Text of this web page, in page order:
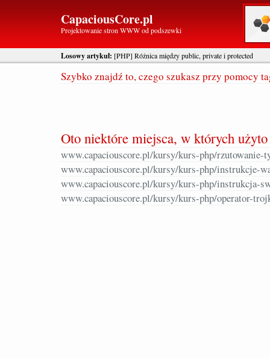
CapaciousCore.pl
Projektowanie stron WWW od podszewki
Losowy artykuł: [PHP] Różnica między public, private i protected
Szybko znajdź to, czego szukasz przy pomocy
Oto niektóre miejsca, w których
www.capaciouscore.pl/kursy/kurs-php/rzutowanie-
www.capaciouscore.pl/kursy/kurs-php/instrukcje-
www.capaciouscore.pl/kursy/kurs-php/instrukcja-
www.capaciouscore.pl/kursy/kurs-php/operator-